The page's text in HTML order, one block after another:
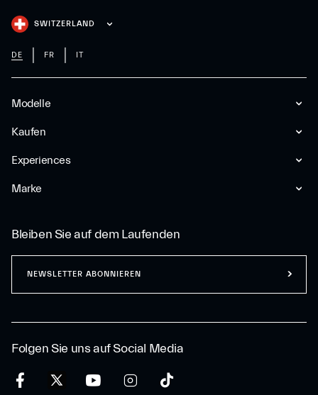
Modelle
Kaufen
Experiences
Marke
SWITZERLAND
DE FR IT
Folgen Sie uns auf Social Media
Bleiben Sie auf dem Laufenden
NEWSLETTER ABONNIEREN